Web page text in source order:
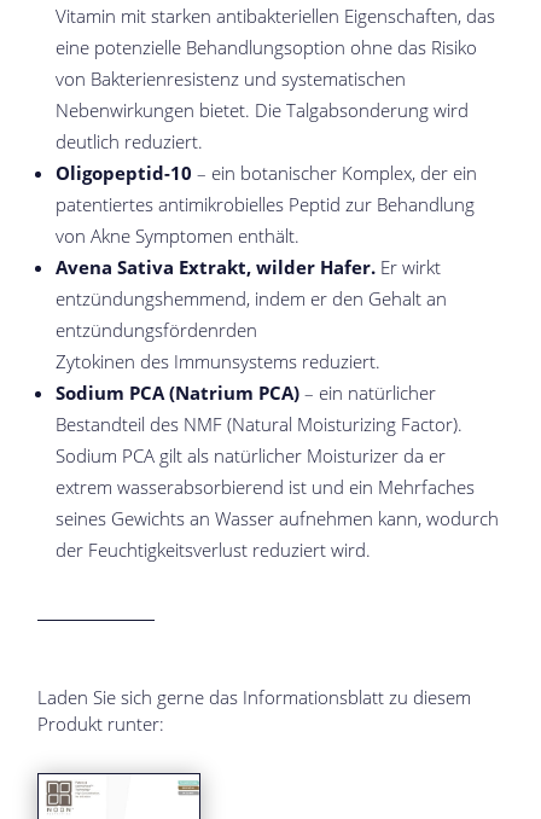
Vitamin mit starken antibakteriellen Eigenschaften, das
eine potenzielle Behandlungsoption ohne das Risiko
von Bakterienresistenz und systematischen
Nebenwirkungen bietet. Die Talgabsonderung wird
deutlich reduziert.
Oligopeptid-10 – ein botanischer Komplex, der ein
patentiertes antimikrobielles Peptid zur Behandlung
von Akne Symptomen enthält.
Avena Sativa Extrakt, wilder Hafer. Er wirkt
entzündungshemmend, indem er den Gehalt an
entzündungsfördenrden
Zytokinen des Immunsystems reduziert.
Sodium PCA (Natrium PCA) – ein natürlicher
Bestandteil des NMF (Natural Moisturizing Factor).
Sodium PCA gilt als natürlicher Moisturizer da er
extrem wasserabsorbierend ist und ein Mehrfaches
seines Gewichts an Wasser aufnehmen kann, wodurch
der Feuchtigkeitsverlust reduziert wird.
Laden Sie sich gerne das Informationsblatt zu diesem
Produkt runter: